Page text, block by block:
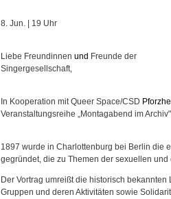
8. Jun. | 19 Uhr
Liebe Freundinnen und Freunde der
Singergesellschaft,
In Kooperation mit Queer Space/CSD
Veranstaltungsreihe „Montagabend im
1897 wurde in Charlottenburg bei Berlin die
gegründet, die zu Themen der sexuellen
Der Vortrag umreißt die historisch
Gruppen und deren Aktivitäten sowie